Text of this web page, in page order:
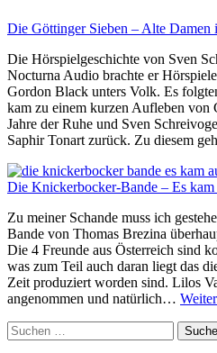
Die Göttinger Sieben – Alte Damen
Die Hörspielgeschichte von Sven
Nocturna Audio brachte er
Gordon Black unters Volk. Es
kam zu einem kurzen Aufleben
Jahre der Ruhe und Sven
Saphir Tonart zurück. Zu diesem
Die Knickerbocker-Bande – Es kam
Zu meiner Schande muss ich
Bande von Thomas Brezina
Die 4 Freunde aus Österreich sind
was zum Teil auch daran liegt das
Zeit produziert worden sind. Lilos
angenommen und natürlich…
Zum
Footer
Suchen
nach: